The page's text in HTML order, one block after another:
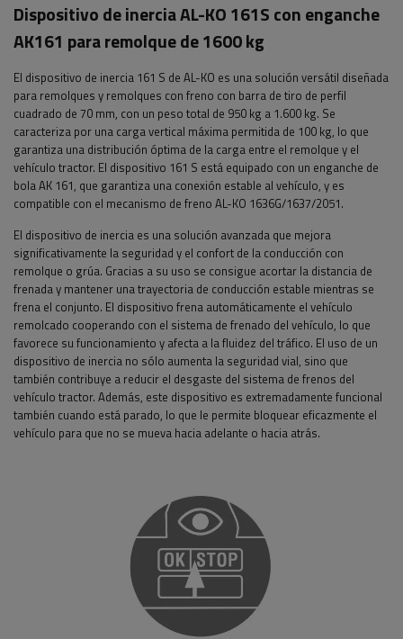
Dispositivo de inercia AL-KO 161S con enganche
AK161 para remolque de 1600 kg
El dispositivo de inercia 161 S de AL-KO es una solución versátil diseñada
para remolques y remolques con freno con barra de tiro de perfil
cuadrado de 70 mm, con un peso total de 950 kg a 1.600 kg. Se
caracteriza por una carga vertical máxima permitida de 100 kg, lo que
garantiza una distribución óptima de la carga entre el remolque y el
vehículo tractor. El dispositivo 161 S está equipado con un enganche de
bola AK 161, que garantiza una conexión estable al vehículo, y es
compatible con el mecanismo de freno AL-KO 1636G/1637/2051.
El dispositivo de inercia es una solución avanzada que mejora
significativamente la seguridad y el confort de la conducción con
remolque o grúa. Gracias a su uso se consigue acortar la distancia de
frenada y mantener una trayectoria de conducción estable mientras se
frena el conjunto. El dispositivo frena automáticamente el vehículo
remolcado cooperando con el sistema de frenado del vehículo, lo que
favorece su funcionamiento y afecta a la fluidez del tráfico. El uso de un
dispositivo de inercia no sólo aumenta la seguridad vial, sino que
también contribuye a reducir el desgaste del sistema de frenos del
vehículo tractor. Además, este dispositivo es extremadamente funcional
también cuando está parado, lo que le permite bloquear eficazmente el
vehículo para que no se mueva hacia adelante o hacia atrás.